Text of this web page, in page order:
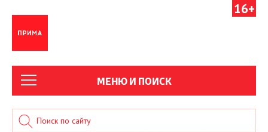
16+
МЕНЮ И ПОИСК